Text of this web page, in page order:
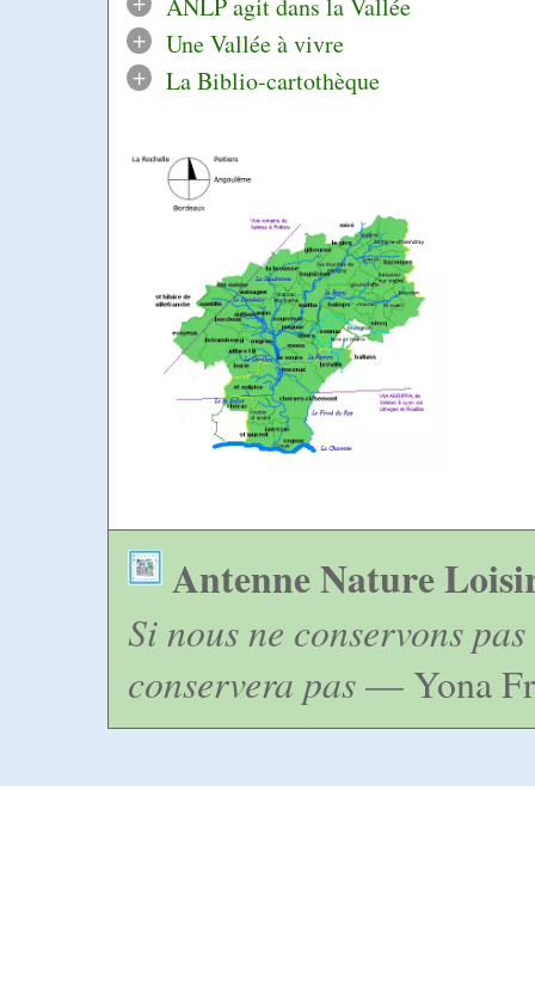
+
Une Vallée à vivre
+
La Biblio-cartothèque
Antenne Nature
Si nous ne conservons
conservera pas— Yona